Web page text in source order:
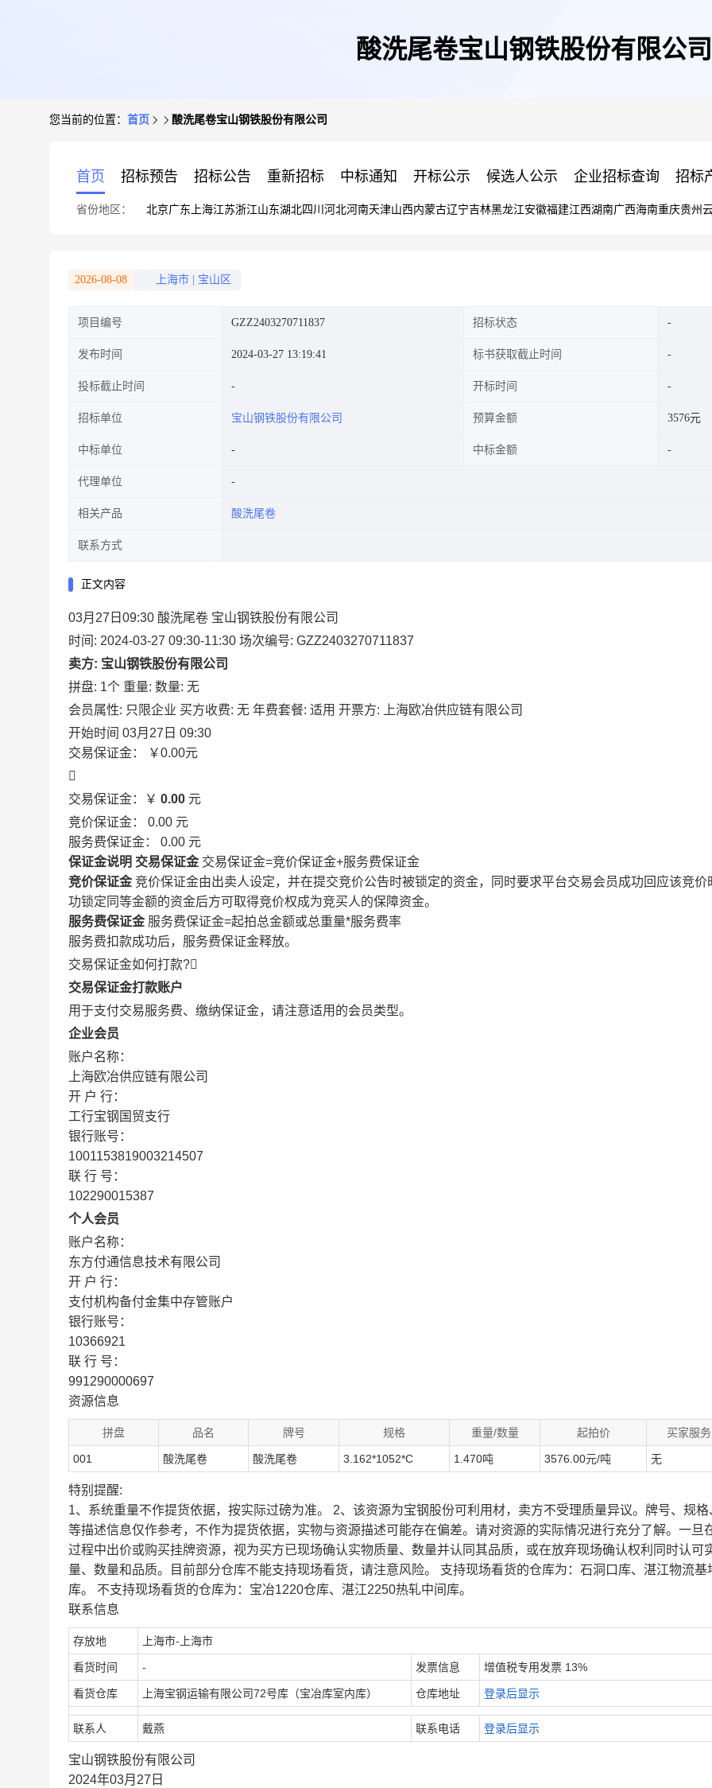
酸洗尾卷宝山钢铁股份有限公司
您当前的位置： 首页 酸洗尾卷宝山钢铁股份有限公司
首页 招标预告 招标公告 重新招标 中标通知 开标公示 候选人公示 企业招标查询 招标
省份地区： 北京广东 上海江苏浙江山东湖北四川 河北河南天津山西内蒙古辽宁吉林黑龙江安徽福建江西湖南广西海南重庆贵州
2026-08-08 上海市 宝山区
项目编号 GZZ2403270711837 招标状态
发布时间 2024-03-27 13:19:41 标书获取截止时间
投标截止时间 开标时间
招标单位 宝山钢铁股份有限公司 预算金额 3576元
中标单位 中标金额
代理单位
相关产品 酸洗尾卷
联系方式
正文内容
03月27日09:30 酸洗尾卷 宝山钢铁股份有限公司
时间: 2024-03-27 09:30-11:30 场次编号: GZZ2403270711837
卖方: 宝山钢铁股份有限公司
拼盘: 1个 重量: 数量: 无
会员属性: 只限企业 买方收费: 无 年费套餐: 适用 开票方: 上海欧冶供应链有限公司
开始时间 03月27日 09:30
交易保证金：
￥0.00元

交易保证金：￥ 0.00 元
竞价保证金： 0.00 元
服务费保证金： 0.00 元
保证金说明 交易保证金 交易保证金=竞价保证金+服务费保证金
竞价保证金 竞价保证金由出卖人设定，并在提交竞价公告时被锁定的资金，同时要求平台交易会员成功回应该竞价
功锁定同等金额的资金后方可取得竞价权成为竞买人的保障资金。
服务费保证金 服务费保证金=起拍总金额或总重量*服务费率
服务费扣款成功后，服务费保证金释放。
交易保证金如何打款?
交易保证金打款账户
用于支付交易服务费、缴纳保证金，请注意适用的会员类型。
企业会员
账户名称：
上海欧冶供应链有限公司
开 户 行：
工行宝钢国贸支行
银行账号：
1001153819003214507
联 行 号：
102290015387
个人会员
账户名称：
东方付通信息技术有限公司
开 户 行：
支付机构备付金集中存管账户
银行账号：
10366921
联 行 号：
991290000697
资源信息
拼盘 品名 牌号 规格 重量/数量 起拍价 买家服
001 酸洗尾卷 酸洗尾卷 3.162*1052*C 1.470吨 3576.00元/吨 无
特别提醒:
1、系统重量不作提货依据，按实际过磅为准。 2、该资源为宝钢股份可利用材，卖方不受理质量异议。牌号、规格
等描述信息仅作参考，不作为提货依据，实物与资源描述可能存在偏差。请对资源的实际情况进行充分了解。一旦
过程中出价或购买挂牌资源，视为买方已现场确认实物质量、数量并认同其品质，或在放弃现场确认权利同时认可
量、数量和品质。目前部分仓库不能支持现场看货，请注意风险。 支持现场看货的仓库为：石洞口库、湛江物流基
库。 不支持现场看货的仓库为：宝冶1220仓库、湛江2250热轧中间库。
联系信息
存放地 上海市-上海市
看货时间 - 发票信息 增值税专用发票 13%
看货仓库 上海宝钢运输有限公司72号库（宝冶库室内库） 仓库地址 登录后显示
联系人 戴燕 联系电话 登录后显示
宝山钢铁股份有限公司
2024年03月27日